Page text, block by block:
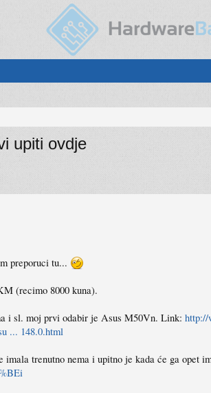
upiti ovdje
preporuci tu...
(recimo 8000 kuna).
i sl. moj prvi odabir je Asus M50Vn. Link: http://
... 148.0.html
trenutno nema i upitno je kada će ga